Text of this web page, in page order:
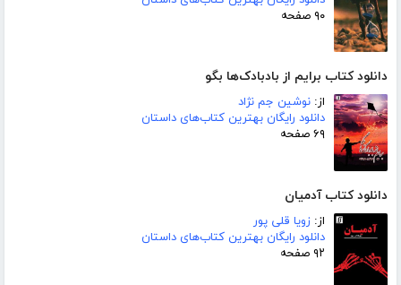
۹۰ صفحه
دانلود کتاب برایم از بادبادک‌ها بگو
از: نوشین جم نژاد
دانلود رایگان بهترین کتاب‌های داستان
۶۹ صفحه
دانلود کتاب آدمیان
از: زویا قلی پور
دانلود رایگان بهترین کتاب‌های داستان
۹۲ صفحه